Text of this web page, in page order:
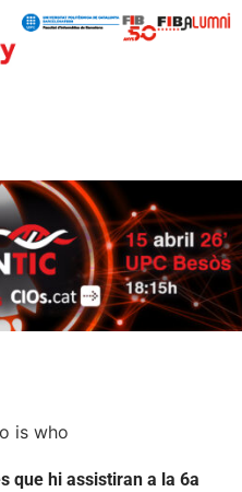
is who
que hi assistiran a la 6a